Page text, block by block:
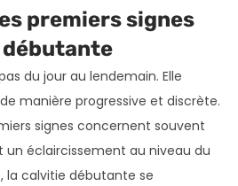
premiers signes
débutante
du jour au lendemain. Elle
manière progressive et discrète.
signes concernent souvent
éclaircissement au niveau du
la calvitie débutante se